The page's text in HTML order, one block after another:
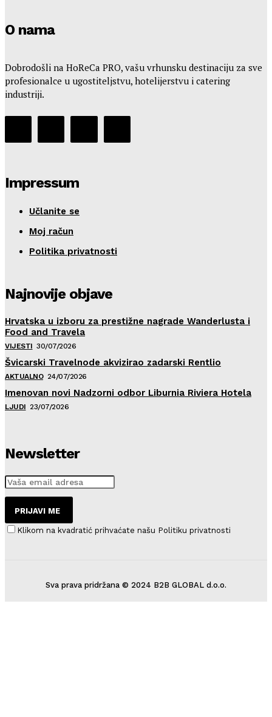
O nama
Dobrodošli na HoReCa PRO, vašu vrhunsku destinaciju za sve
profesionalce u ugostiteljstvu, hotelijerstvu i catering
industriji.
Impressum
Učlanite se
Moj račun
Politika privatnosti
Najnovije objave
Hrvatska u izboru za prestižne nagrade Wanderlusta i
Food and Travela
VIJESTI 30/07/2026
Švicarski Travelnode akvizirao zadarski Rentlio
AKTUALNO 24/07/2026
Imenovan novi Nadzorni odbor Liburnia Riviera Hotela
LJUDI 23/07/2026
Newsletter
PRIJAVI ME
Klikom na kvadratić prihvaćate našu Politiku privatnosti
Sva prava pridržana © 2024 B2B GLOBAL d.o.o.